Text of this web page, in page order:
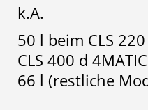
k.A.
50 l beim CLS
CLS 400 d 4MATIC
66 l (restliche